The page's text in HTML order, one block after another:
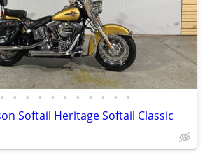
• • • • • • • • • • •
Softail Heritage Softail Classic